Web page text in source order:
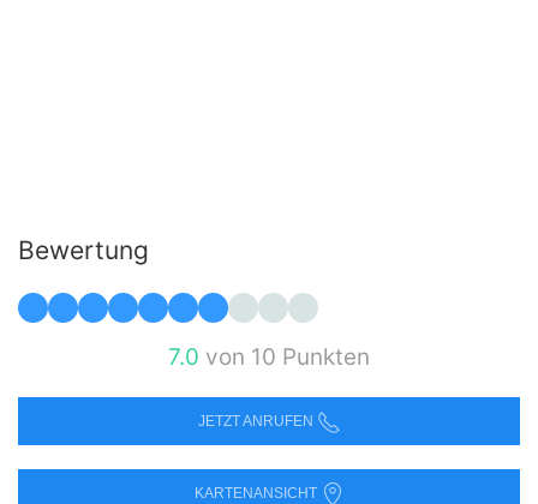
Bewertung
7.0 von 10 Punkten
JETZT ANRUFEN
KARTENANSICHT